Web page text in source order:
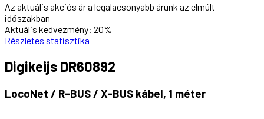
was:
2500 Ft.
is:
Az aktuális akciós ár a legalacsonyabb árunk az elmúlt
időszakban
Aktuális kedvezmény: 20%
Részletes statisztika
Digikeijs DR60892
LocoNet / R-BUS / X-BUS kábel, 1 méter